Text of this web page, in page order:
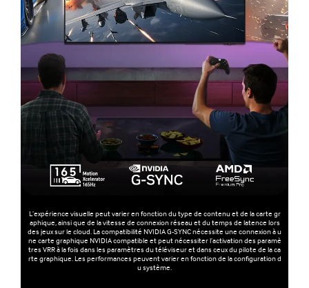
L’expérience visuelle peut varier en fonction du type de contenu et de la carte gr
aphique, ainsi que de la vitesse de connexion réseau et du temps de latence lors
des jeux sur le cloud. La compatibilité NVIDIA G-SYNC nécessite une connexion à u
ne carte graphique NVIDIA compatible et peut nécessiter l’activation des paramè
tres VRR à la fois dans les paramètres du téléviseur et dans ceux du pilote de la ca
rte graphique. Les performances peuvent varier en fonction de la configuration d
u système.